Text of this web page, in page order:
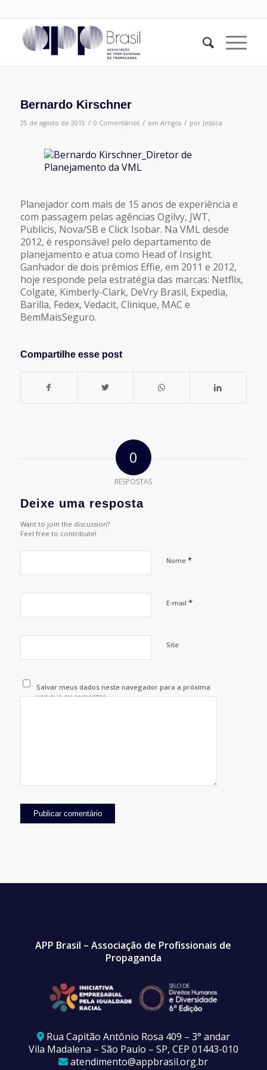
Bernardo Kirschner
25 de agosto de 2015 / 0 Comentários / em Artigos / por Jessica
Planejador com mais de 15 anos de experiência e
com passagem pelas agências Ogilvy, JWT,
Publicis, Nova/SB e Click Isobar. Na VML desde
2012, é responsável pelo departamento de
planejamento e atua como Head of Insight.
Ganhador de dois prêmios Effie, em 2011 e 2012,
hoje responde pela estratégia das marcas: Netflix,
Colgate, Kimberly-Clark, DeVry Brasil, Expedia,
Barilla, Fedex, Vedacit, Clinique, MAC e
BemMaisSeguro.
Compartilhe esse post
0
RESPOSTAS
Deixe uma resposta
Want to join the discussion?
Feel free to contribute!
Nome *
E-mail *
Site
Salvar meus dados neste navegador para a próxima
vez que eu comentar.
APP Brasil – Associação de Profissionais de
Propaganda
Rua Capitão Antônio Rosa 409 – 3° andar
Vila Madalena – São Paulo – SP, CEP 01443-010
atendimento@appbrasil.org.br